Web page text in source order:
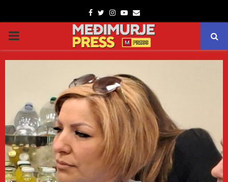
Facebook
TwitterInstagram
Youtube
Email
PRIMARY
MENU